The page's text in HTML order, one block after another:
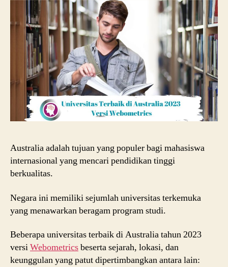
Australia adalah tujuan yang populer bagi mahasiswa
internasional yang mencari pendidikan tinggi
berkualitas.
Negara ini memiliki sejumlah universitas terkemuka
yang menawarkan beragam program studi.
Beberapa universitas terbaik di Australia tahun 2023
versiWebometricsbeserta sejarah, lokasi, dan
keunggulan yang patut dipertimbangkan antara lain: